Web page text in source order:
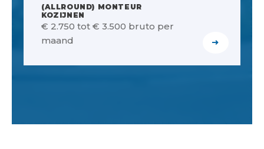
(ALLROUND) MONTEUR
KOZIJNEN
€ 2.750 tot € 3.500 bruto per
maand
LEES MEER
het monteren van kunststof
kozijnen bij renovatie en
nieuwbouwprojecten.
LEES MEER